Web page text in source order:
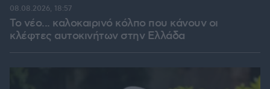
Το νέο... καλοκαιρινό κόλπο που κάνουν οι
κλέφτες αυτοκινήτων στην Ελλάδα
08.08.2026, 18:57